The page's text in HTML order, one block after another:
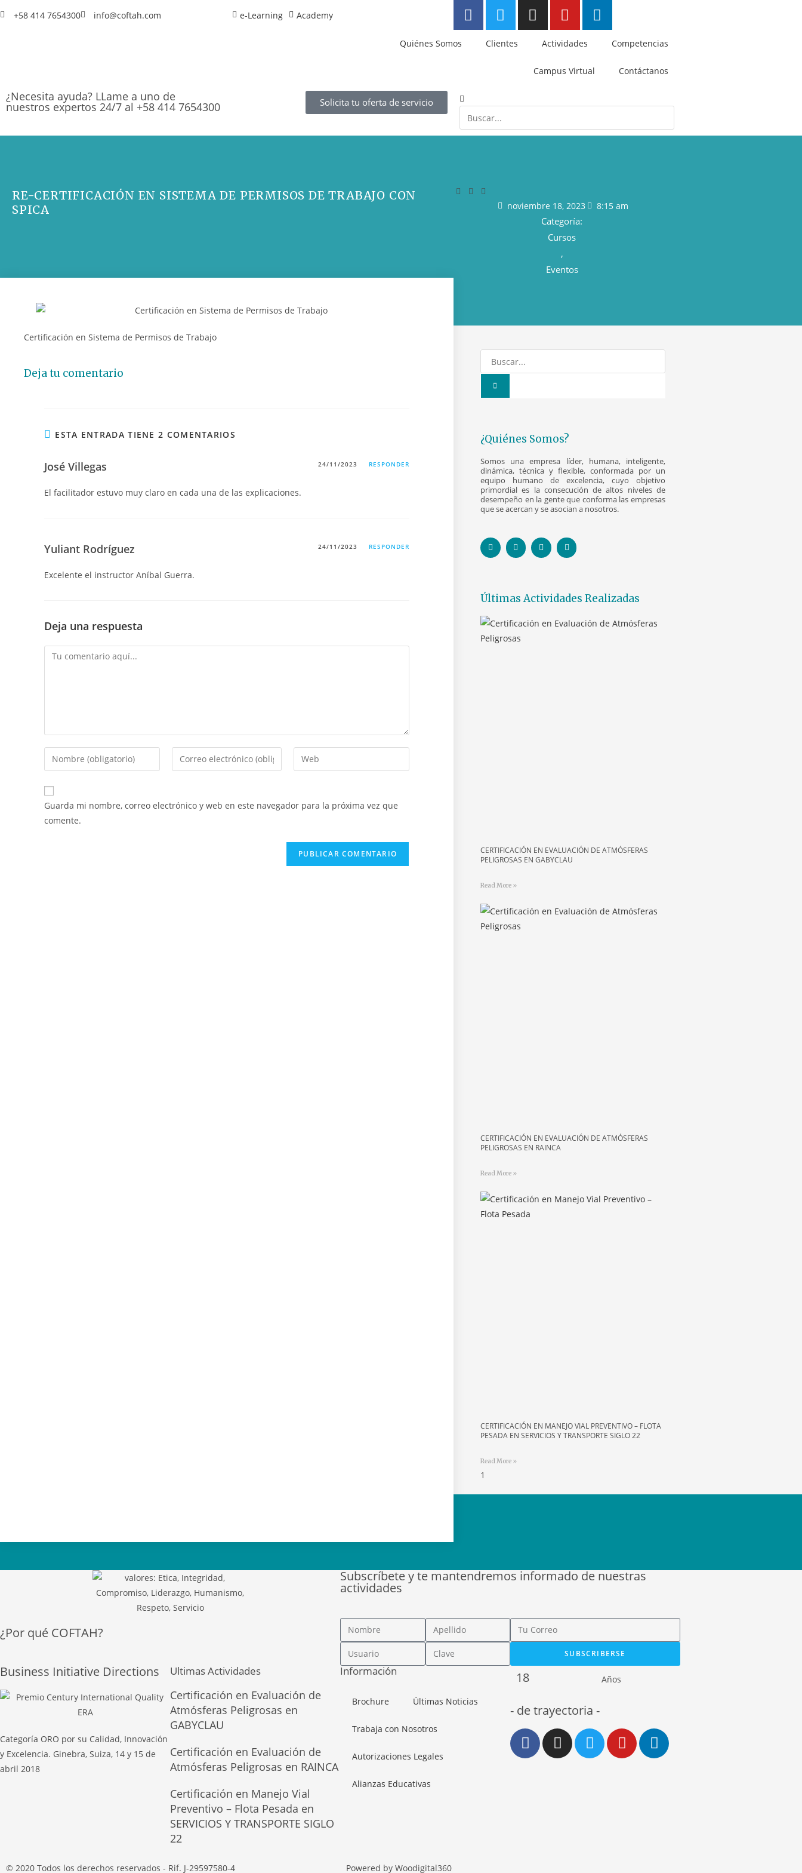
+58 414 7654300 info@coftah.com e-Learning Academy
Quiénes Somos Clientes Actividades Competencias
Campus Virtual Contáctanos
¿Necesita ayuda? LLame a uno de
nuestros expertos 24/7 al +58 414 7654300 Solicita tu oferta de servicio
RE-CERTIFICACIÓN EN SISTEMA DE PERMISOS DE TRABAJO CON
SPICA
noviembre 18, 2023 8:15 am
Categoría:
Cursos
,
Eventos
Certificación en Sistema de Permisos de Trabajo
Deja tu comentario
ESTA ENTRADA TIENE 2 COMENTARIOS
José Villegas 24/11/2023 RESPONDER
El facilitador estuvo muy claro en cada una de las explicaciones.
Yuliant Rodríguez 24/11/2023 RESPONDER
Excelente el instructor Aníbal Guerra.
Deja una respuesta
Guarda mi nombre, correo electrónico y web en este navegador para la próxima vez que
comente.
¿Quiénes Somos?
Somos una empresa líder, humana, inteligente,
dinámica, técnica y flexible, conformada por un
equipo humano de excelencia, cuyo objetivo
primordial es la consecución de altos niveles de
desempeño en la gente que conforma las empresas
que se acercan y se asocian a nosotros.
Últimas Actividades Realizadas
CERTIFICACIÓN EN EVALUACIÓN DE ATMÓSFERAS
PELIGROSAS EN GABYCLAU
Read More »
CERTIFICACIÓN EN EVALUACIÓN DE ATMÓSFERAS
PELIGROSAS EN RAINCA
Read More »
CERTIFICACIÓN EN MANEJO VIAL PREVENTIVO – FLOTA
PESADA EN SERVICIOS Y TRANSPORTE SIGLO 22
Read More »
¿Por qué COFTAH?
Subscríbete y te mantendremos informado de nuestras
actividades
SUBSCRIBERSE
Business Initiative Directions
Categoría ORO por su Calidad, Innovación
y Excelencia. Ginebra, Suiza, 14 y 15 de
abril 2018
Ultimas Actividades
Certificación en Evaluación de
Atmósferas Peligrosas en
GABYCLAU
Certificación en Evaluación de
Atmósferas Peligrosas en RAINCA
Certificación en Manejo Vial
Preventivo – Flota Pesada en
SERVICIOS Y TRANSPORTE SIGLO
22
Información
Brochure Últimas Noticias
Trabaja con Nosotros
Autorizaciones Legales
Alianzas Educativas
18 Años
- de trayectoria -
© 2020 Todos los derechos reservados - Rif. J-29597580-4 Powered by Woodigital360